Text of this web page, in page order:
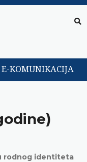
E-KOMUNIKACIJA
rodnog identiteta